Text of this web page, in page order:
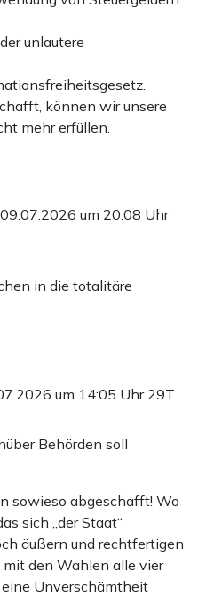
unlautere
können wir unsere
mehr erfüllen.
09.07.2026 um 20:08 Uhr
in die totalitäre
um 14:05 Uhr 29T
Behörden soll
sowieso abgeschafft! Wo
sich „der Staat“
äußern und rechtfertigen
mit den Wahlen alle vier
Unverschämtheit